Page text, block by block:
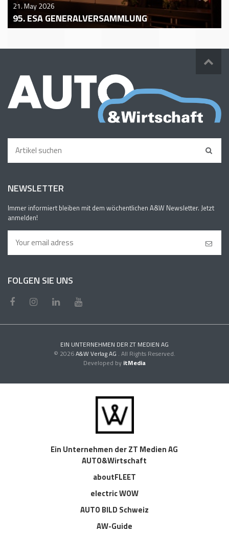
21. May 2026
95. ESA GENERALVERSAMMLUNG
NEWSLETTER
Immer informiert bleiben mit dem wöchentlichen A&W Newsletter. Jetzt
anmelden!
FOLGEN SIE UNS
EIN UNTERNEHMEN DER ZT MEDIEN AG
© 2026A&W Verlag AG . All Rights Reserved.
Developed by itMedia
Ein Unternehmen der ZT Medien AG
AUTO&Wirtschaft
aboutFLEET
electric WOW
AUTO BILD Schweiz
AW-Guide